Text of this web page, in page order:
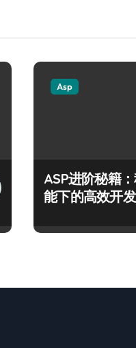
Asp
ASP进阶秘籍
能下的高效开